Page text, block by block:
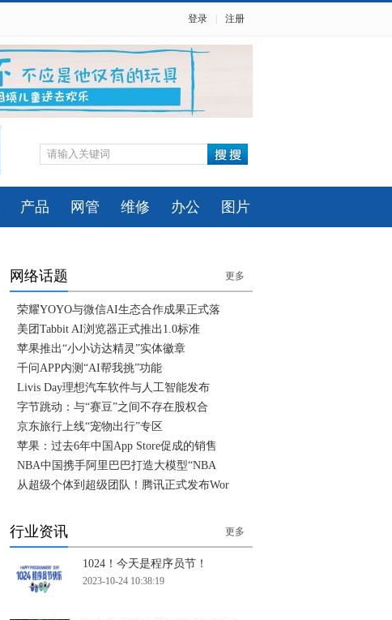
登录 注册
产品 网管 维修 办公 图片
网络话题 更多
荣耀YOYO与微信AI生态合作成果正式落
美团Tabbit AI浏览器正式推出1.0标准
苹果推出“小小访达精灵”实体徽章
千问APP内测“AI帮我挑”功能
Livis Day理想汽车软件与人工智能发布
字节跳动：与“赛豆”之间不存在股权合
京东旅行上线“宠物出行”专区
苹果：过去6年中国App Store促成的销售
NBA中国携手阿里巴巴打造大模型“NBA
从超级个体到超级团队！腾讯正式发布Wor
行业资讯 更多
1024！今天是程序员节！
2023-10-24 10:38:19